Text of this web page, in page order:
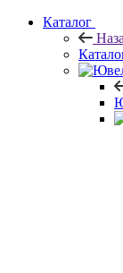
Каталог